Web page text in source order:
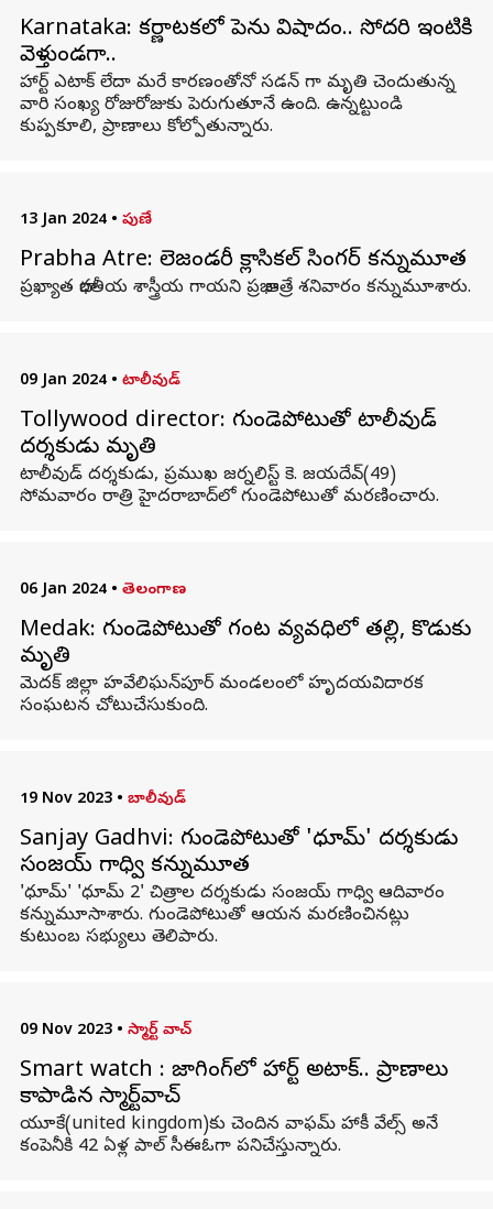
Karnataka: కర్ణాటకలో పెను విషాదం.. సోదరి ఇంటికి
వెళ్తుండగా..
హార్ట్ ఎటాక్ లేదా మరే కారణంతోనో సడన్ గా మృతి చెందుతున్న
వారి సంఖ్య రోజురోజుకు పెరుగుతూనే ఉంది. ఉన్నట్టుండి
కుప్పకూలి, ప్రాణాలు కోల్పోతున్నారు.
13 Jan 2024 • పుణే
Prabha Atre: లెజండరీ క్లాసికల్ సింగర్ కన్నుమూత
ప్రఖ్యాత భారతీయ శాస్త్రీయ గాయని ప్రభా ఆత్రే శనివారం కన్నుమూశారు.
09 Jan 2024 • టాలీవుడ్
Tollywood director: గుండెపోటుతో టాలీవుడ్
దర్శకుడు మృతి
టాలీవుడ్ దర్శకుడు, ప్రముఖ జర్నలిస్ట్ కె. జయదేవ్(49)
సోమవారం రాత్రి హైదరాబాద్‌లో గుండెపోటుతో మరణించారు.
06 Jan 2024 • తెలంగాణ
Medak: గుండెపోటుతో గంట వ్యవధిలో తల్లి, కొడుకు
మృతి
మెదక్‌ జిల్లా హవేలిఘన్‌పూర్‌ మండలంలో హృదయవిదారక
సంఘటన చోటుచేసుకుంది.
19 Nov 2023 • బాలీవుడ్
Sanjay Gadhvi: గుండెపోటుతో 'ధూమ్' దర్శకుడు
సంజయ్ గాధ్వి కన్నుమూత
'ధూమ్' 'ధూమ్ 2' చిత్రాల దర్శకుడు సంజయ్ గాధ్వి ఆదివారం
కన్నుమూసాశారు. గుండెపోటుతో ఆయన మరణించినట్లు
కుటుంబ సభ్యులు తెలిపారు.
09 Nov 2023 • స్మార్ట్ వాచ్
Smart watch : జాగింగ్‌లో హార్ట్ అటాక్.. ప్రాణాలు
కాపాడిన స్మార్ట్‌వాచ్‌
యూకే(united kingdom)కు చెందిన వాఫమ్‌ హాకీ వేల్స్‌ అనే
కంపెనీకి 42 ఏళ్ల పాల్‌ సీఈఓగా పనిచేస్తున్నారు.